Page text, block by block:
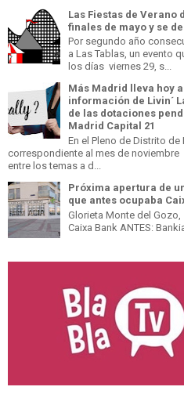
Las Fiestas de Verano
finales de mayo y se
Por segundo año
a Las Tablas, un evento
los días viernes 29, s...
Más Madrid lleva hoy
información de Livin´
de las dotaciones
Madrid Capital 21
En el Pleno de Distrito de
correspondiente al mes de noviembre
entre los temas a d...
Próxima apertura de
que antes ocupaba
Glorieta Monte del Gozo,
Caixa Bank ANTES: